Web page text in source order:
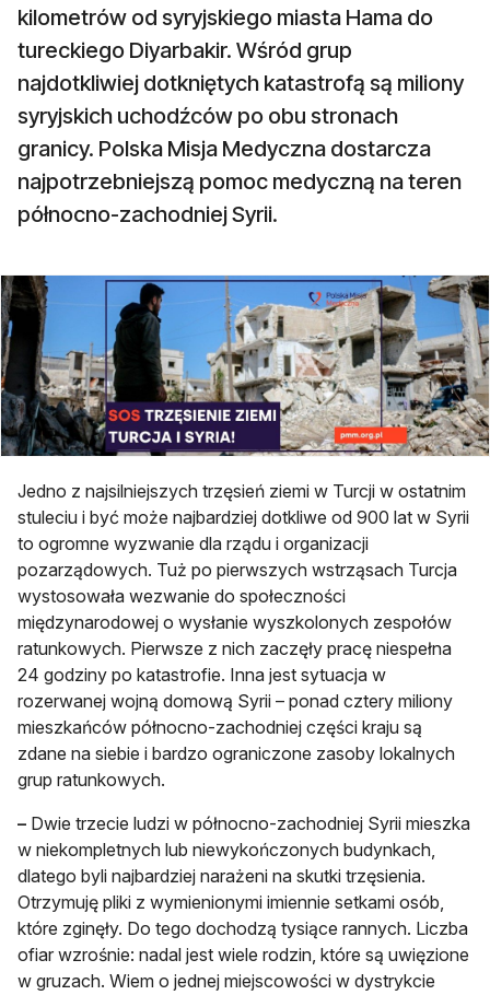
kilometrów od syryjskiego miasta Hama do
tureckiego Diyarbakir. Wśród grup
najdotkliwiej dotkniętych katastrofą są miliony
syryjskich uchodźców po obu stronach
granicy. Polska Misja Medyczna dostarcza
najpotrzebniejszą pomoc medyczną na teren
północno-zachodniej Syrii.
Jedno z najsilniejszych trzęsień ziemi w Turcji w ostatnim
stuleciu i być może najbardziej dotkliwe od 900 lat w Syrii
to ogromne wyzwanie dla rządu i organizacji
pozarządowych. Tuż po pierwszych wstrząsach Turcja
wystosowała wezwanie do społeczności
międzynarodowej o wysłanie wyszkolonych zespołów
ratunkowych. Pierwsze z nich zaczęły pracę niespełna
24 godziny po katastrofie. Inna jest sytuacja w
rozerwanej wojną domową Syrii – ponad cztery miliony
mieszkańców północno-zachodniej części kraju są
zdane na siebie i bardzo ograniczone zasoby lokalnych
grup ratunkowych.
– Dwie trzecie ludzi w północno-zachodniej Syrii mieszka
w niekompletnych lub niewykończonych budynkach,
dlatego byli najbardziej narażeni na skutki trzęsienia.
Otrzymuję pliki z wymienionymi imiennie setkami osób,
które zginęły. Do tego dochodzą tysiące rannych. Liczba
ofiar wzrośnie: nadal jest wiele rodzin, które są uwięzione
w gruzach. Wiem o jednej miejscowości w dystrykcie